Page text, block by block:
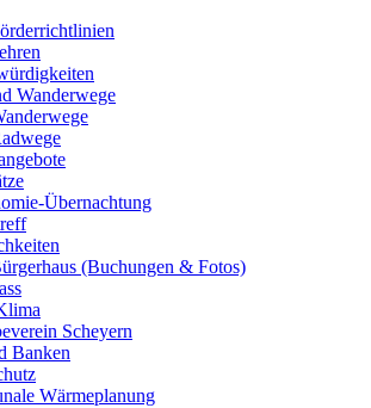
Wanderwege
Übernachtung
(Buchungen & Fotos)
Scheyern
Banken
Wärmeplanung